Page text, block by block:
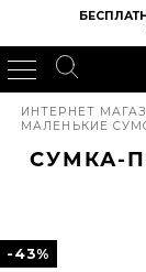
ИНТЕРНЕТ
МАЛЕНЬКИЕ
СУМКА-
-43%